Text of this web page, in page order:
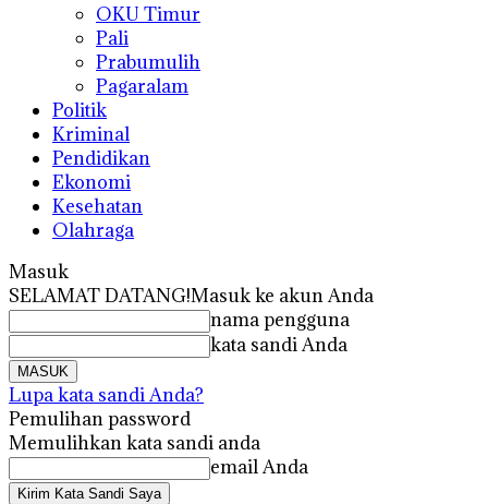
OKU Timur
Pali
Prabumulih
Pagaralam
Politik
Kriminal
Pendidikan
Ekonomi
Kesehatan
Olahraga
Masuk
SELAMAT DATANG!Masuk ke akun Anda
nama pengguna
kata sandi Anda
Lupa kata sandi Anda?
Pemulihan password
Memulihkan kata sandi anda
email Anda